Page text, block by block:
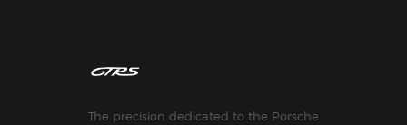
The precision dedicated to the Porsche